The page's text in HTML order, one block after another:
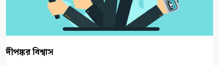
দীপঙ্কর বিশ্বাস